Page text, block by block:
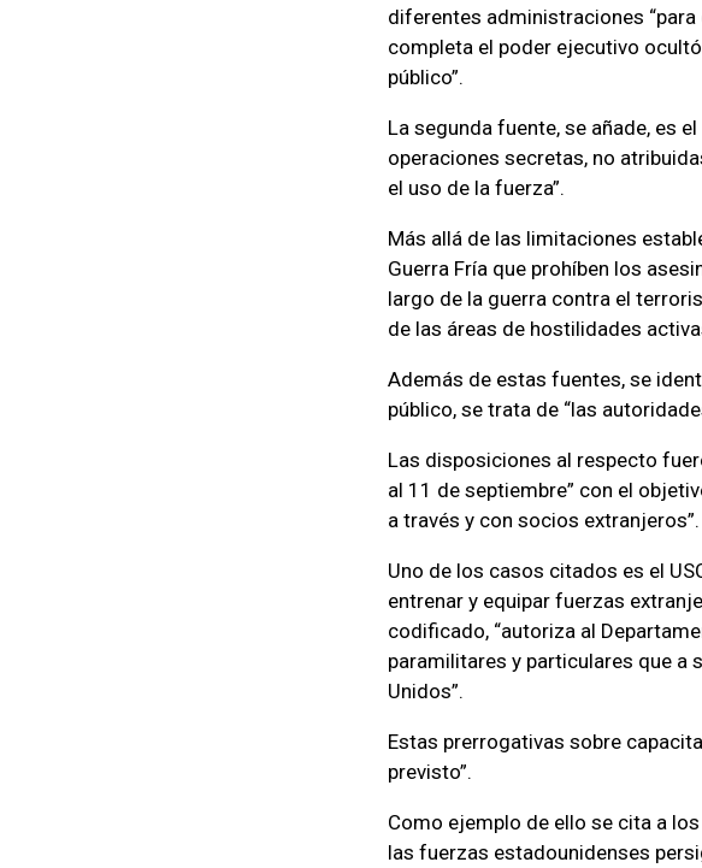
diferentes administraciones
completa el poder ejecutivo
público”.
La segunda fuente, se añade, es
operaciones secretas, no
el uso de la fuerza”.
Más allá de las limitaciones
Guerra Fría que prohíben los
largo de la guerra contra el
de las áreas de hostilidades
Además de estas fuentes, se
público, se trata de “las
Las disposiciones al respecto
al 11 de septiembre” con el
a través y con socios extranjeros”.
Uno de los casos citados es el
entrenar y equipar fuerzas
codificado, “autoriza al
paramilitares y particulares que a
Unidos”.
Estas prerrogativas sobre
previsto”.
Como ejemplo de ello se cita a
las fuerzas estadounidenses